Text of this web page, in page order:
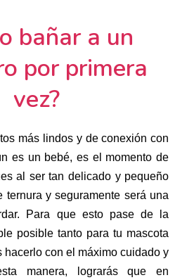
bañar a un
por primera
vez?
más lindos y de conexión con
es un bebé, es el momento de
al ser tan delicado y pequeño
ternura y seguramente será una
Para que esto pase de la
posible tanto para tu mascota
hacerlo con el máximo cuidado y
manera, lograrás que en